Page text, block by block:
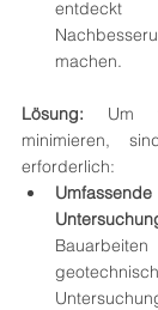
machen.
Lösung: Um
minimieren,
erforderlich: